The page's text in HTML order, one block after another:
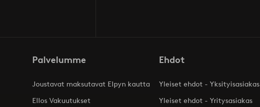
Palvelumme
Joustavat maksutavat Elpyn kautta
Ellos Vakuutukset
Ehdot
Yleiset ehdot - Yksityisasiakas
Yleiset ehdot - Yritysasiakas